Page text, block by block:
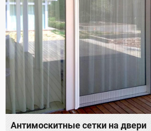
Антимоскитные сетки на двери